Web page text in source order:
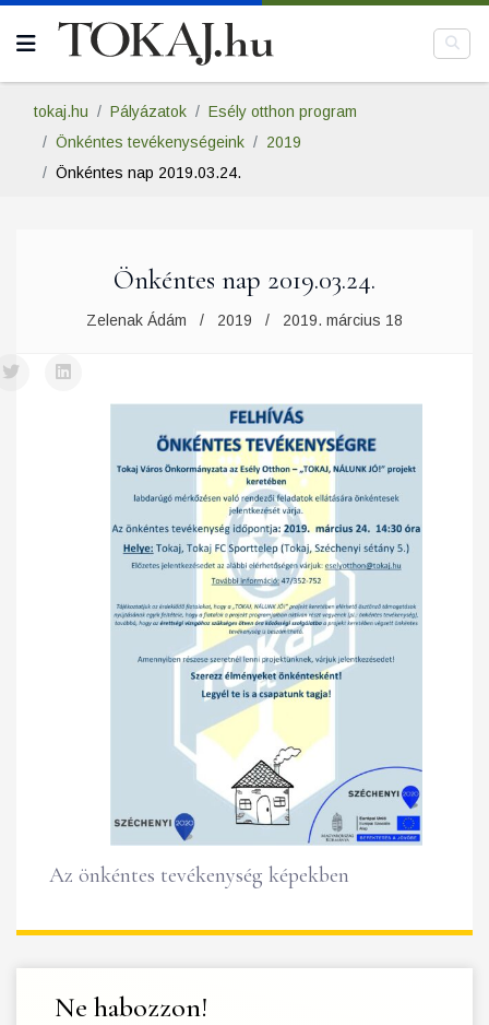
tokaj.hu Pályázatok
Esély otthon program
Önkéntes tevékenységeink
2019
Önkéntes nap 2019.03.24.
Önkéntes nap 2019.03.24.
Zelenak Ádám 2019 2019. március 18
Az önkéntes tevékenység képekben
Ne habozzon!